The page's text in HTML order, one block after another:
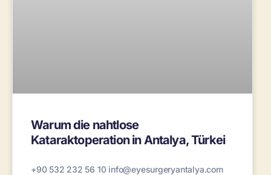
Warum die nahtlose
Kataraktoperation in Antalya, Türkei
+90 532 232 56 10 info@eyesurgeryantalya.com